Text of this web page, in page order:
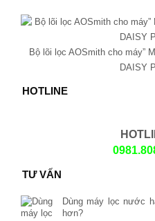
Bộ lõi lọc AOSmith cho máy”
DAISY
HOTLINE
TƯ VẤN
Dùng máy lọc nước
hơn?